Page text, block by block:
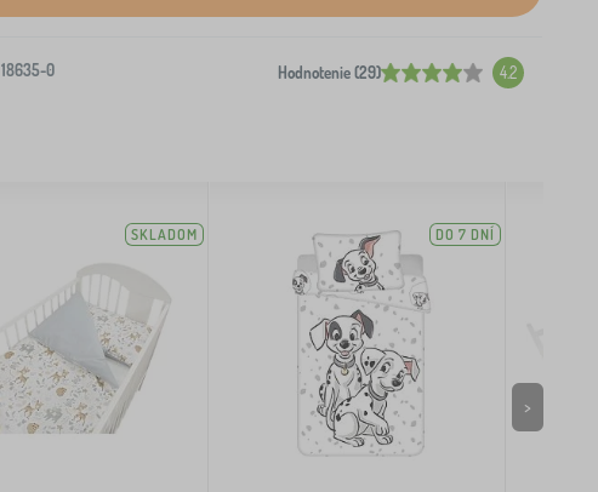
18635-0 Hodnotenie (29) 4.2
SKLADOM DO 7 DNÍ
>